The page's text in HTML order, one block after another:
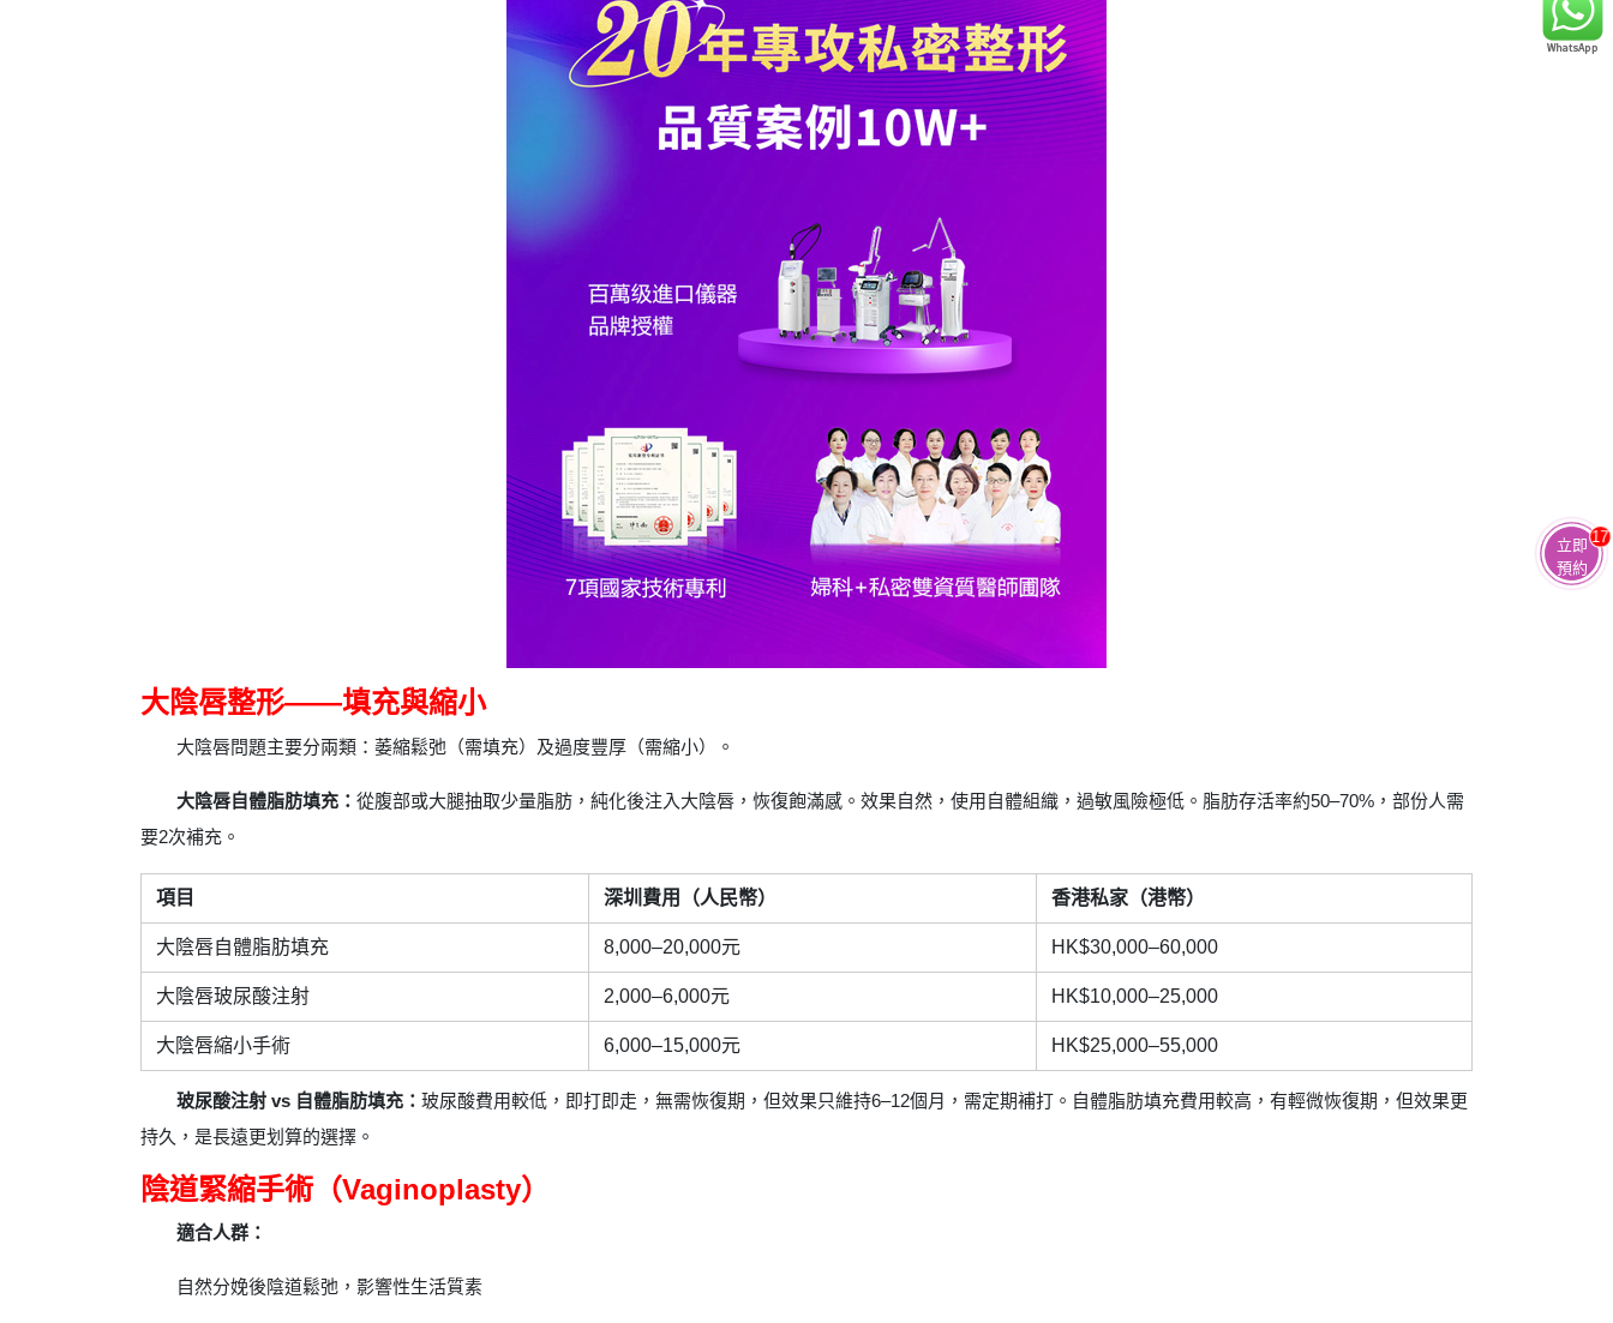
大陰唇整形——填充與縮小
大陰唇問題主要分兩類：萎縮鬆弛（需填充）及過度豐厚（需縮小）。
大陰唇自體脂肪填充： 從腹部或大腿抽取少量脂肪，純化後注入大陰唇，恢復飽滿感。效果自然，使用自體組織，過敏風險極低。脂肪存活率約50–70%，部份人需
要2次補充。
項目 深圳費用（人民幣） 香港私家（港幣）
大陰唇自體脂肪填充 8,000–20,000元 HK$30,000–60,000
大陰唇玻尿酸注射 2,000–6,000元 HK$10,000–25,000
大陰唇縮小手術 6,000–15,000元 HK$25,000–55,000
玻尿酸注射 vs 自體脂肪填充： 玻尿酸費用較低，即打即走，無需恢復期，但效果只維持6–12個月，需定期補打。自體脂肪填充費用較高，有輕微恢復期，但效果更
持久，是長遠更划算的選擇。
陰道緊縮手術（Vaginoplasty）
適合人群：
自然分娩後陰道鬆弛，影響性生活質素
立即
預約
17